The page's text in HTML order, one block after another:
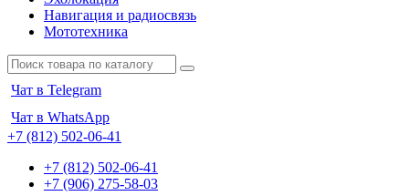
Навигация и радиосвязь
Мототехника
Чат в Telegram
Чат в WhatsApp
+7 (812) 502-06-41
+7 (812) 502-06-41
+7 (906) 275-58-03